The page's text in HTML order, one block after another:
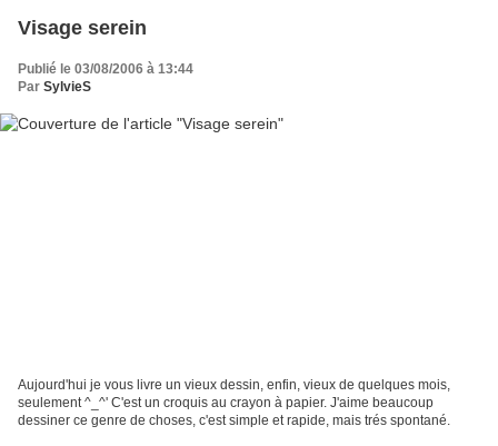
Visage serein
Publié le 03/08/2006 à 13:44
Par SylvieS
Aujourd'hui je vous livre un vieux dessin, enfin, vieux de quelques mois,
seulement ^_^' C'est un croquis au crayon à papier. J'aime beaucoup
dessiner ce genre de choses, c'est simple et rapide, mais trés spontané.